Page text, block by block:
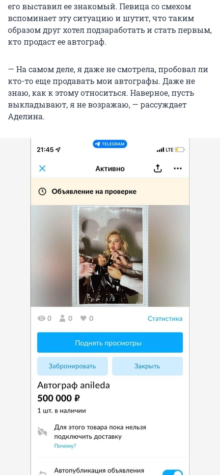
его выставил ее знакомый. Певица со смехом
вспоминает эту ситуацию и шутит, что таким
образом друг хотел подзаработать и стать первым,
кто продаст ее автограф.
— На самом деле, я даже не смотрела, пробовал ли
кто-то еще продавать мои автографы. Даже не
знаю, как к этому относиться. Наверное, пусть
выкладывают, я не возражаю, — рассуждает
Аделина.